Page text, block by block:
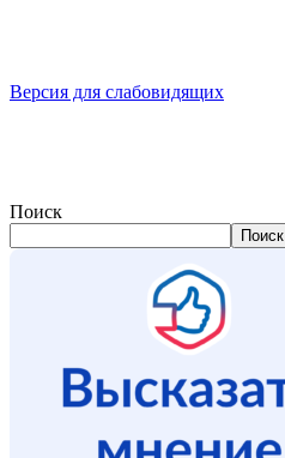
Версия для слабовидящих
Поиск
Поиск